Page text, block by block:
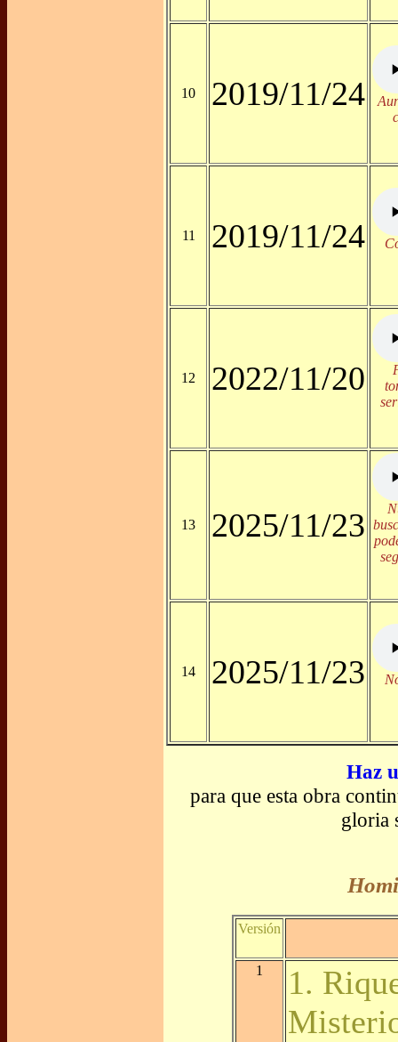
10 2019/11/24
11 2019/11/24
12 2022/11/20
13 2025/11/23
14 2025/11/23
Haz
para que esta obra
gloria
Versión
1
1.